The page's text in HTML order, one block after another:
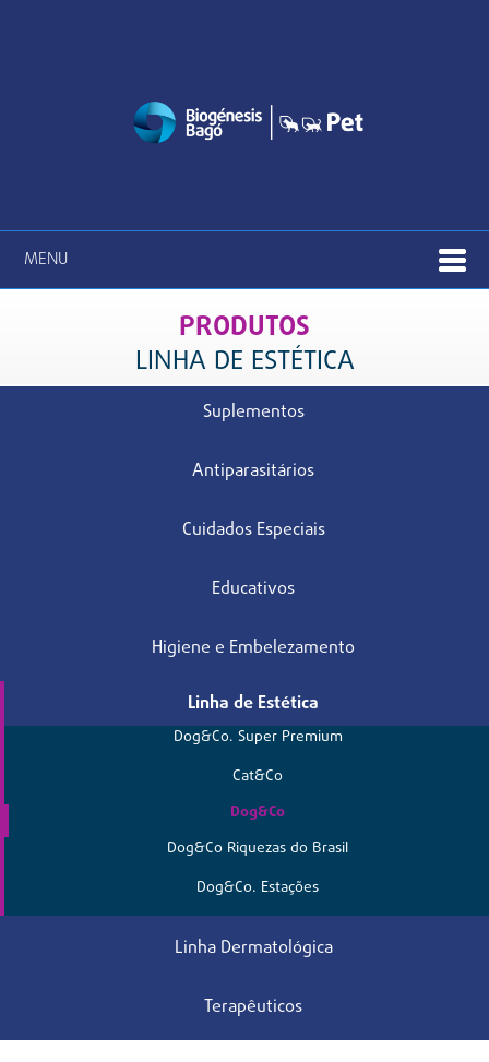
MENU
PRODUTOS
LINHA DE ESTÉTICA
Suplementos
Antiparasitários
Cuidados Especiais
Educativos
Higiene e Embelezamento
Linha de Estética
Dog&Co. Super Premium
Cat&Co
Dog&Co
Dog&Co Riquezas do Brasil
Dog&Co. Estações
Linha Dermatológica
Terapêuticos